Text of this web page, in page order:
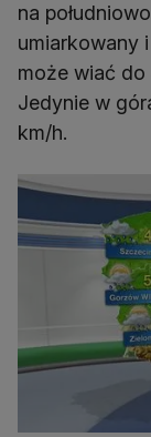
na
umiarkowany
może wiać
Jedynie w
km/h.